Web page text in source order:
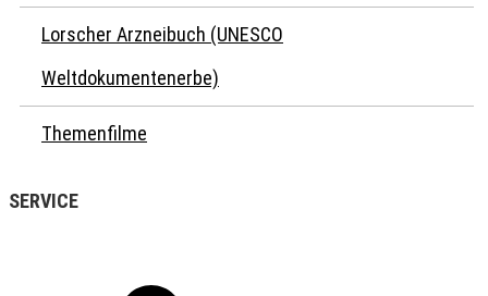
Lorscher Arzneibuch (UNESCO
Weltdokumentenerbe)
Themenfilme
SERVICE